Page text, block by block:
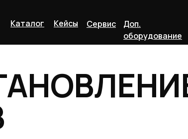
Каталог Сервис
Кейсы
Доп.
оборудование